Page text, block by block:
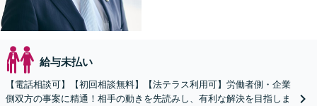
給与未払い
【電話相談可】【初回相談無料】【法テラス利用可】労働者側・企業
側双方の事案に精通！相手の動きを先読みし、有利な解決を目指しま